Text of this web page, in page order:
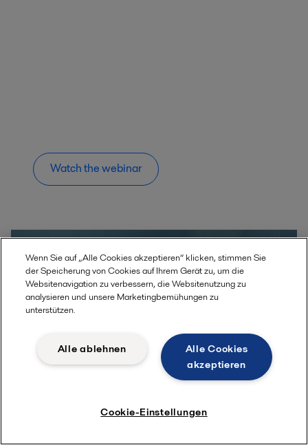
Watch the webinar
Contherm®: Mehr als Sie für
möglich gehalten hätten
Wenn Sie auf „Alle Cookies akzeptieren“ klicken, stimmen Sie
der Speicherung von Cookies auf Ihrem Gerät zu, um die
Websitenavigation zu verbessern, die Websitenutzung zu
analysieren und unsere Marketingbemühungen zu
unterstützen.
Alle Cookies
akzeptieren
Alle ablehnen
Cookie-Einstellungen